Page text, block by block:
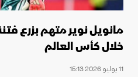
مانويل نوير متهم بزرع
خلال كأس العالم
11 يوليو 2026 15:13